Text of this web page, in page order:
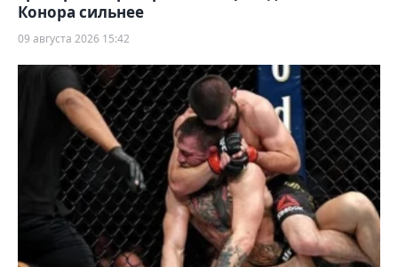
Конора сильнее
09 августа 2026 15:42